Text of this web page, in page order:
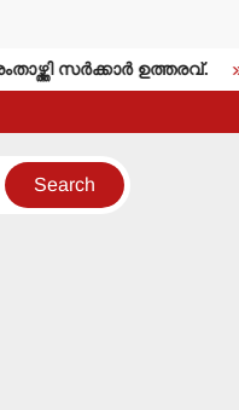
സര്‍ക്കാര്‍ ഉത്തരവ്.